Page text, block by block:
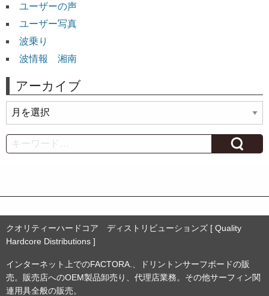
ユーザーの声
ユーザー写真
波乗り
波情報 湘南
アーカイブ
ー
カ
イ
Search
クオリティーハードコア ディストリビューションズ [ Quality
Hardcore Distributions ]
インターネット上でのFACTORA.、ドリントンサーフボードの販
売。販売店へのOEM製品卸売り、代理店業務。その他サーフィン関
連用具全般の販売。